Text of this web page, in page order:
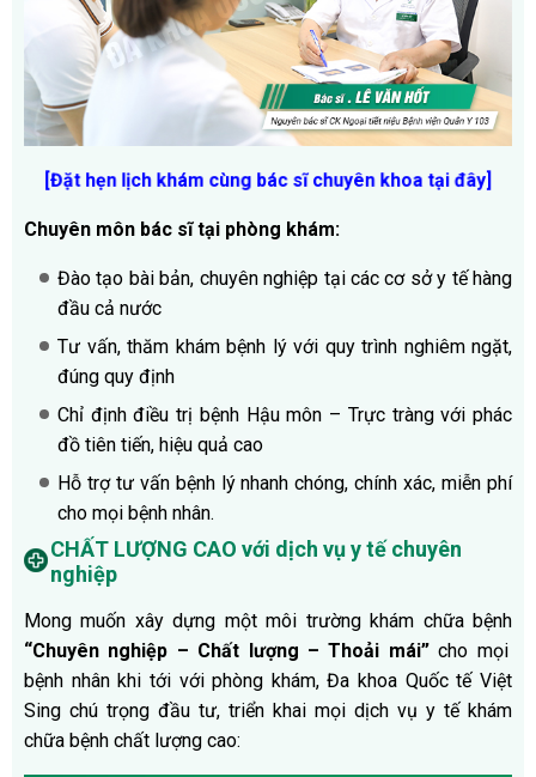
[Đặt hẹn lịch khám cùng bác sĩ chuyên khoa tại đây
Chuyên môn bác sĩ tại phòng khám:
Đào tạo bài bản, chuyên nghiệp tại các cơ sở y tế hàng
đầu cả nước
Tư vấn, thăm khám bệnh lý với quy trình nghiêm ngặt,
đúng quy định
Chỉ định điều trị bệnh Hậu môn – Trực tràng với phác
đồ tiên tiến, hiệu quả cao
Hỗ trợ tư vấn bệnh lý nhanh chóng, chính xác, miễn phí
cho mọi bệnh nhân.
CHẤT LƯỢNG CAO với dịch vụ y tế chuyên
nghiệp
Mong muốn xây dựng một môi trường khám chữa bệnh
“Chuyên nghiệp – Chất lượng – Thoải mái”cho mọi
bệnh nhân khi tới với phòng khám, Đa khoa Quốc tế Việt
Sing chú trọng đầu tư, triển khai mọi dịch vụ y tế khám
chữa bệnh chất lượng cao: